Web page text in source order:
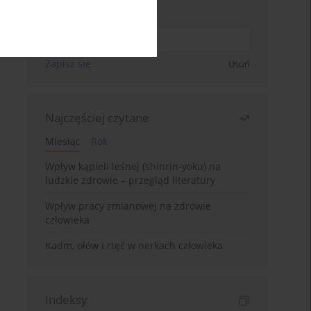
Zapisz się Usuń
Najczęściej czytane
Miesiąc
Rok
Wpływ kąpieli leśnej (shinrin-yoku) na
ludzkie zdrowie – przegląd literatury
Wpływ pracy zmianowej na zdrowie
człowieka
Kadm, ołów i rtęć w nerkach człowieka
Indeksy